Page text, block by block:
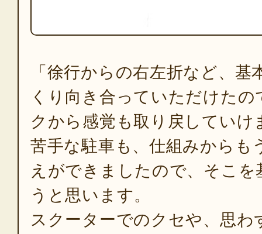
「徐行からの右左折など、
くり向き合っていただけた
クから感覚も取り戻していけ
苦手な駐車も、仕組みからも
えができましたので、そこ
うと思います。
スクーターでのクセや、思わ